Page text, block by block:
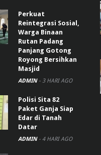
Perkuat
Reintegrasi Sosial,
Warga Binaan
Rutan Padang
Panjang Gotong
Royong Bersihkan
Masjid
ADMIN - 3 HARI AGO
Polisi Sita 82
Paket Ganja Siap
Edar di Tanah
Datar
ADMIN - 4 HARI AGO